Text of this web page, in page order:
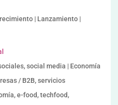
| Lanzamiento |
social media | Economía
/ B2B, servicios
e-food, techfood,